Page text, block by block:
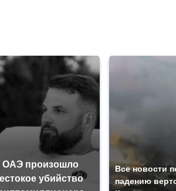
ОАЭ произошло
убийство
Все новости
падению